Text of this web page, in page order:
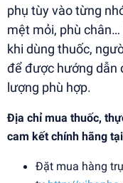
phụ tùy vào từng
mệt mỏi, phù
khi dùng thuốc,
để được hướng dẫn
lượng phù hợp.
Địa chỉ mua thuốc,
cam kết chính hãng
Đặt mua hàng